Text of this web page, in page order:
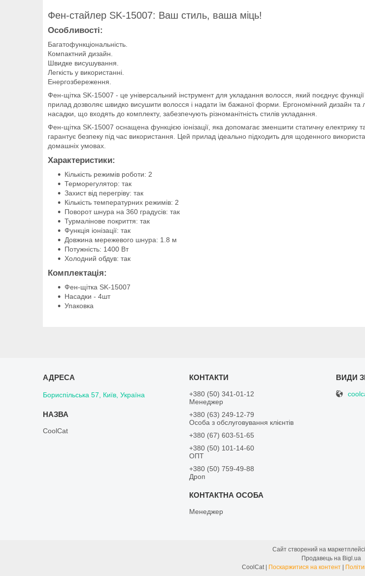
Фен-стайлер SK-15007: Ваш стиль, ваша міць!
Особливості:
Багатофункціональність.
Компактний дизайн.
Швидке висушування.
Легкість у використанні.
Енергозбереження.
Фен-щітка SK-15007 - це універсальний інструмент для укладання волосся, який поєднує
прилад дозволяє швидко висушити волосся і надати їм бажаної форми. Ергономічний дизайн
насадки, що входять до комплекту, забезпечують різноманітність стилів укладання.
Фен-щітка SK-15007 оснащена функцією іонізації, яка допомагає зменшити статичну електрику
гарантує безпеку під час використання. Цей прилад ідеально підходить для щоденного
домашніх умовах.
Характеристики:
Кількість режимів роботи: 2
Терморегулятор: так
Захист від перегріву: так
Кількість температурних режимів: 2
Поворот шнура на 360 градусів: так
Турмалінове покриття: так
Функція іонізації: так
Довжина мережевого шнура: 1.8 м
Потужність: 1400 Вт
Холодний обдув: так
Комплектація:
Фен-щітка SK-15007
Насадки - 4шт
Упаковка
Бориспільська 57, Київ, Україна
CoolCat
+380 (50) 341-01-12
Менеджер
+380 (63) 249-12-79
Особа з обслуговування клієнтів
+380 (67) 603-51-65
+380 (50) 101-14-60
ОПТ
+380 (50) 759-49-88
Дроп
Менеджер
Сайт створений на маркетплейсі
Продавець на Bigl.ua
CoolCat | Поскаржитися на контент |